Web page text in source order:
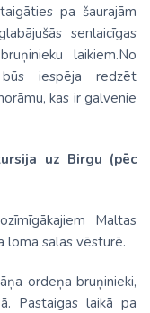
pa šaurajām
senlaicīgas
laikiem.No
iespēja redzēt
kas ir galvenie
uz Birgu (pēc
Maltas
loma salas vēsturē.
ordeņa bruņinieki,
Pastaigas laikā pa